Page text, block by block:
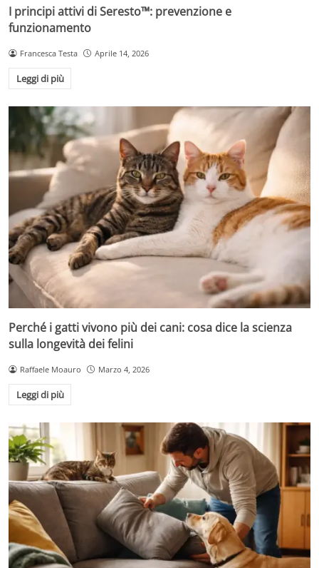
I principi attivi di Seresto™: prevenzione e
funzionamento
Francesca Testa Aprile 14, 2026
Leggi di più
Perché i gatti vivono più dei cani: cosa dice la scienza
sulla longevità dei felini
Raffaele Moauro Marzo 4, 2026
Leggi di più